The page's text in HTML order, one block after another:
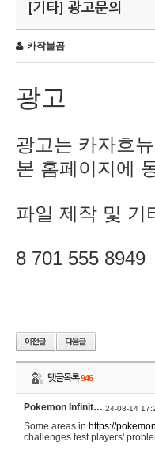
[기타] 광고문의
카작불곰
광고
광고는 카자흐
본 홈페이지에
파일 제작 및 기
8 701 555 8949
댓글목록946
Pokemon Infinit… 24-08-14
Some areas in https://
challenges test players'